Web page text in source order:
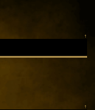
↑
↑